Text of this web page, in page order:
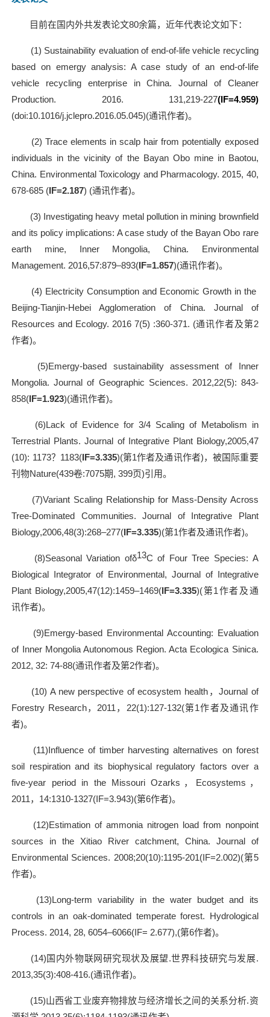
目前在国内外共发表论文80余篇，近年代表论文如下：
(1) Sustainability evaluation of end-of-life vehicle recycling
based on emergy analysis: A case study of an end-of-life
vehicle recycling enterprise in China. Journal of Cleaner
Production. 2016. 131,219-227(IF=4.959)
(doi:10.1016/j.jclepro.2016.05.045)(通讯作者)。
(2) Trace elements in scalp hair from potentially exposed
individuals in the vicinity of the Bayan Obo mine in Baotou,
China. Environmental Toxicology and Pharmacology. 2015, 40,
678-685 ( IF=2.187) (通讯作者)。
(3) Investigating heavy metal pollution in mining brownfield
and its policy implications: A case study of the Bayan Obo rare
earth mine, Inner Mongolia, China. Environmental
Management. 2016,57:879–893( IF=1.857)(通讯作者)。
(4) Electricity Consumption and Economic Growth in the
Beijing-Tianjin-Hebei Agglomeration of China. Journal of
Resources and Ecology. 2016 7(5) :360-371. (通讯作者及第2
作者)。
(5)Emergy-based sustainability assessment of Inner
Mongolia. Journal of Geographic Sciences. 2012,22(5): 843-
858( IF=1.923)(通讯作者)。
(6)Lack of Evidence for 3/4 Scaling of Metabolism in
Terrestrial Plants. Journal of Integrative Plant Biology,2005,47
(10): 1173？1183(IF=3.335)(第1作者及通讯作者)，被国际重要
刊物Nature(439卷:7075期, 399页)引用。
(7)Variant Scaling Relationship for Mass-Density Across
Tree-Dominated Communities. Journal of Integrative Plant
Biology,2006,48(3):268–277( IF=3.335)(第1作者及通讯作者)。
(8)Seasonal Variation ofδ13C of Four Tree Species: A
Biological Integrator of Environmental, Journal of Integrative
Plant Biology,2005,47(12):1459–1469( IF=3.335)(第1作者及通
讯作者)。
(9)Emergy-based Environmental Accounting: Evaluation
of Inner Mongolia Autonomous Region. Acta Ecologica Sinica.
2012, 32: 74-88(通讯作者及第2作者)。
(10) A new perspective of ecosystem health ，Journal of
Forestry Research，2011， 22(1):127-132(第1作者及通讯作
者)。
(11)Influence of timber harvesting alternatives on forest
soil respiration and its biophysical regulatory factors over a
five-year period in the Missouri Ozarks ， Ecosystems ，
2011， 14:1310-1327(IF=3.943)(第6作者)。
(12)Estimation of ammonia nitrogen load from nonpoint
sources in the Xitiao River catchment, China. Journal of
Environmental Sciences. 2008;20(10):1195-201(IF=2.002)(第5
作者)。
(13)Long-term variability in the water budget and its
controls in an oak-dominated temperate forest. Hydrological
Process. 2014, 28, 6054–6066(IF= 2.677),(第6作者)。
(14) 国内外物联网研究现状及展望.世界科技研究与发展.
2013,35(3):408-416.(通讯作者)。
(15)山西省工业废弃物排放与经济增长之间的关系分析.资